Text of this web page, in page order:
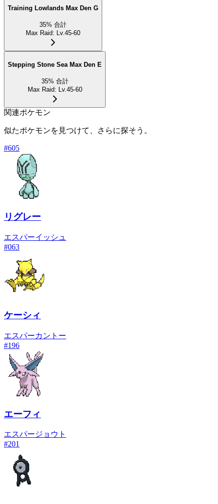
Training Lowlands Max Den G
35% 合計
Max Raid: Lv.45-60
Stepping Stone Sea Max Den E
35% 合計
Max Raid: Lv.45-60
関連ポケモン
似たポケモンを見つけて、さらに探そう。
#605
リグレー
エスパーイッシュ
#063
ケーシィ
エスパーカントー
#196
エーフィ
エスパージョウト
#201